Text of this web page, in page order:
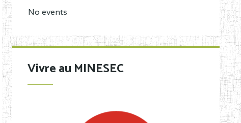
No events
Vivre au MINESEC